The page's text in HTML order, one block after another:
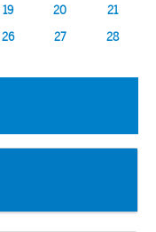
19 20
21
26 27
28